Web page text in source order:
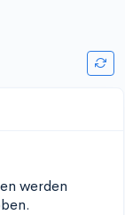
werden